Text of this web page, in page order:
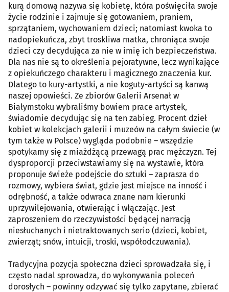
kurą domową nazywa się kobietę, która poświęciła swoje
życie rodzinie i zajmuje się gotowaniem, praniem,
sprzątaniem, wychowaniem dzieci; natomiast kwoka to
nadopiekuńcza, zbyt troskliwa matka, chroniąca swoje
dzieci czy decydująca za nie w imię ich bezpieczeństwa.
Dla nas nie są to określenia pejoratywne, lecz wynikające
z opiekuńczego charakteru i magicznego znaczenia kur.
Dlatego to kury-artystki, a nie koguty-artyści są kanwą
naszej opowieści. Ze zbiorów Galerii Arsenał w
Białymstoku wybraliśmy bowiem prace artystek,
świadomie decydując się na ten zabieg. Procent dzieł
kobiet w kolekcjach galerii i muzeów na całym świecie (w
tym także w Polsce) wygląda podobnie – wszędzie
spotykamy się z miażdżącą przewagą prac mężczyzn. Tej
dysproporcji przeciwstawiamy się na wystawie, która
proponuje świeże podejście do sztuki – zaprasza do
rozmowy, wybiera świat, gdzie jest miejsce na inność i
odrębność, a także odwraca znane nam kierunki
uprzywilejowania, otwierając i włączając. Jest
zaproszeniem do rzeczywistości będącej narracją
niesłuchanych i nietraktowanych serio (dzieci, kobiet,
zwierząt; snów, intuicji, troski, współodczuwania).
Tradycyjna pozycja społeczna dzieci sprowadzała się, i
często nadal sprowadza, do wykonywania poleceń
dorosłych – powinny odzywać się tylko zapytane, zbierać